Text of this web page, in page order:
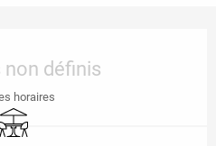
non définis
horaires
Terrasse